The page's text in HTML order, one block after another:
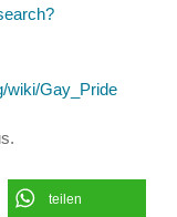
wiki/Gay_Pride
teilen